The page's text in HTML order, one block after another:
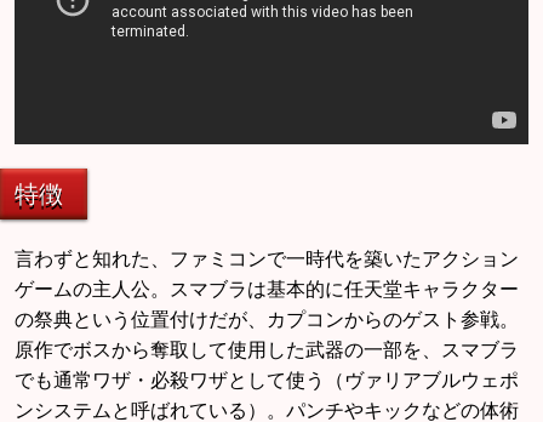
特徴
言わずと知れた、ファミコンで一時代を築いたアクション
ゲームの主人公。スマブラは基本的に任天堂キャラクター
の祭典という位置付けだが、カプコンからのゲスト参戦。
原作でボスから奪取して使用した武器の一部を、スマブラ
でも通常ワザ・必殺ワザとして使う（ヴァリアブルウェポ
ンシステムと呼ばれている）。パンチやキックなどの体術